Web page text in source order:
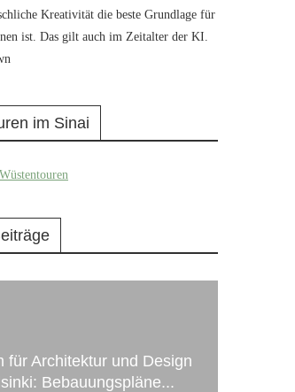
Kreativität die beste Grundlage für
ist. Das gilt auch im Zeitalter der KI.
im Sinai
für Architektur und Design
Bebauungspläne...